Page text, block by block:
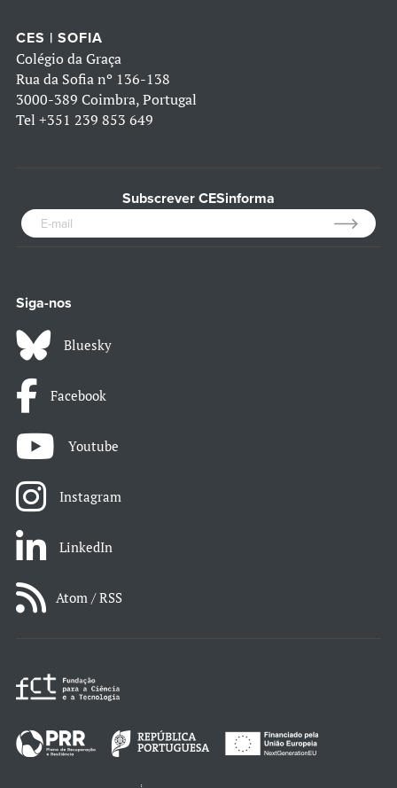
CES | SOFIA
Colégio da Graça
Rua da Sofia nº 136-138
3000-389 Coimbra, Portugal
Tel +351 239 853 649
Subscrever CESinforma
Siga-nos
Bluesky
Facebook
Youtube
Instagram
LinkedIn
Atom / RSS